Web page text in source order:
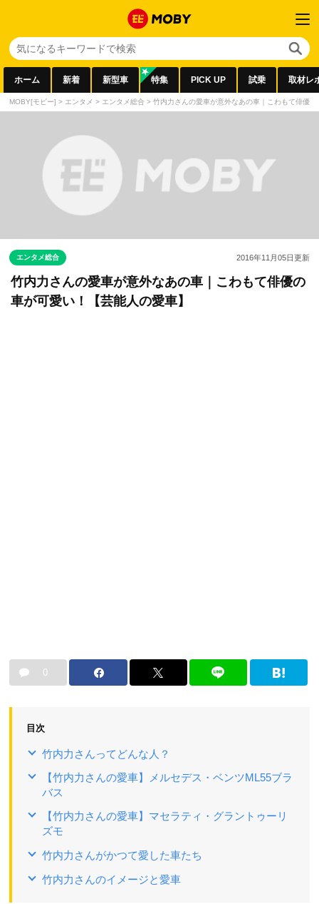
ホーム 新着 新型車 特集 PICK UP 試乗 取材レ
MOBY[モビー] > エンタメ > エンタメ総合 > 竹内力さんの愛車が意外なあの車｜こわもて俳優
エンタメ総合 2016年11月05日更新
竹内力さんの愛車が意外なあの車｜こわもて俳優の
車が可愛い！【芸能人の愛車】
0
目次
竹内力さんってどんな人？
【竹内力さんの愛車】メルセデス・ベンツML55ブラ
バス
【竹内力さんの愛車】マセラティ・グラントゥーリ
ズモ
竹内力さんがかつて愛した車たち
竹内力さんのイメージと愛車